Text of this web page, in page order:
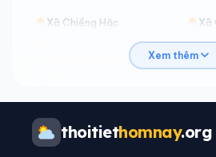
Xã Chiềng Hặc Xã
Xã Chiềng Khoong Xã
Xã Chiềng Mai
Xã Chiềng Sại
Xem thêm
thoitiethomnay.org